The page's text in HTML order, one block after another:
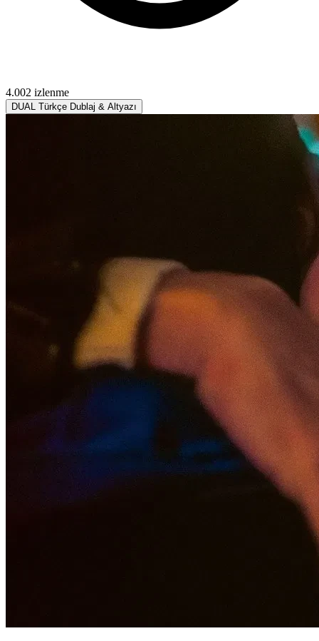
4.002 izlenme
DUAL Türkçe Dublaj & Altyazı